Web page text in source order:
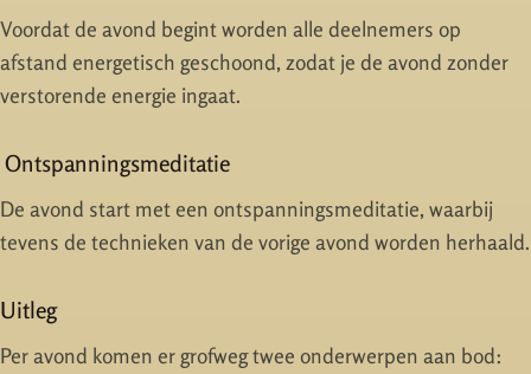
Voordat de avond begint worden alle deelnemers op
afstand energetisch geschoond, zodat je de avond zonder
verstorende energie ingaat.
Ontspanningsmeditatie
De avond start met een ontspanningsmeditatie, waarbij
tevens de technieken van de vorige avond worden herhaald.
Uitleg
Per avond komen er grofweg twee onderwerpen aan bod: